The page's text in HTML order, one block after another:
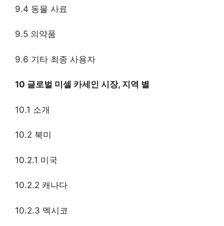
9.4 동물 사료
9.5 의약품
9.6 기타 최종 사용자
10 글로벌 미셀 카세인 시장, 지역 별
10.1 소개
10.2 북미
10.2.1 미국
10.2.2 캐나다
10.2.3 멕시코